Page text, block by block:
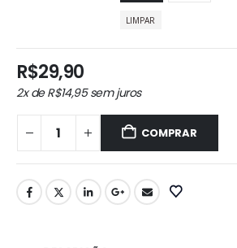
LIMPAR
R$29,90
2x deR$14,95sem juros
COMPRAR